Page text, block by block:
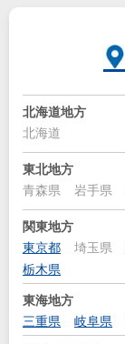
北海道地方
北海道
東北地方
青森県
岩手県
関東地方
東京都
埼玉県
栃木県
東海地方
三重県
岐阜県